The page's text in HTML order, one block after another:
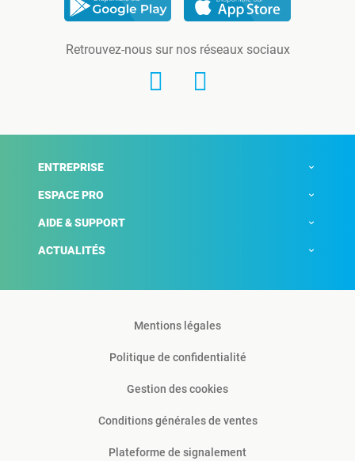
Retrouvez-nous sur nos réseaux sociaux
ENTREPRISE
ESPACE PRO
AIDE & SUPPORT
ACTUALITÉS
Mentions légales
Politique de confidentialité
Gestion des cookies
Conditions générales de ventes
Plateforme de signalement